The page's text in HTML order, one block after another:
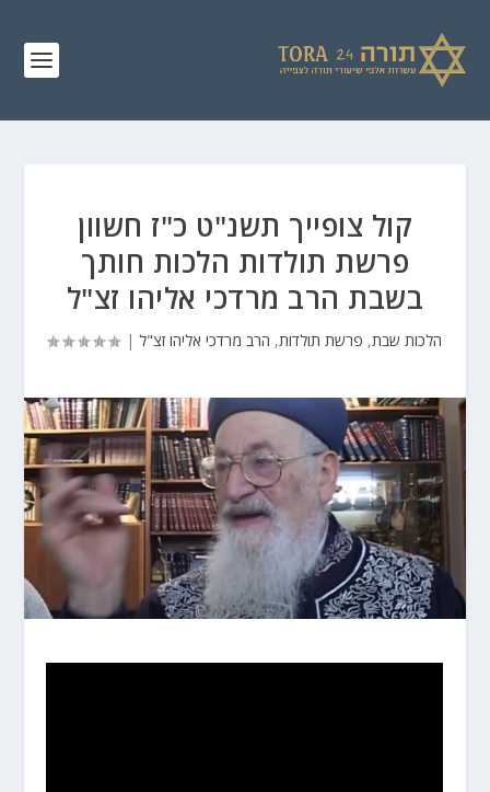
קול צופייך תשנ"ט כ"ז חשוון
פרשת תולדות הלכות חותך
בשבת הרב מרדכי אליהו זצ"ל
הלכות שבת, פרשת תולדות, הרב מרדכי אליהו זצ"ל |